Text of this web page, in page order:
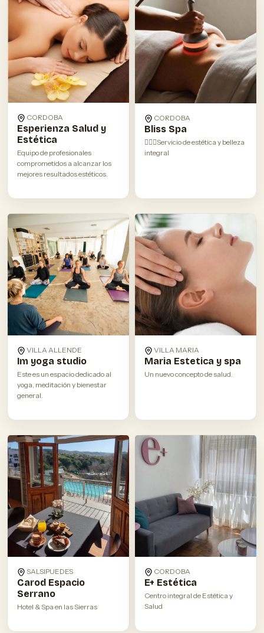
CORDOBA
Esperienza Salud y
Estética
Equipo de profesionales
comprometidos a alcanzar los
mejores resultados estéticos.
CORDOBA
Bliss Spa
💆🏽‍♀️Servicio de estética y belleza
integral
VILLA ALLENDE
Im yoga studio
Este es un espacio dedicado al
yoga, meditación y bienestar
general.
VILLA MARIA
Maria Estetica y spa
Un nuevo concepto de salud.
SALSIPUEDES
Carod Espacio
Serrano
Hotel & Spa en las Sierras
CORDOBA
E+ Estética
Centro integral de Estética y
Salud